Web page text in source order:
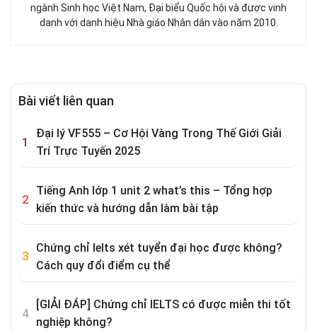
ngành Sinh học Việt Nam, Đại biểu Quốc hội và được vinh
danh với danh hiệu Nhà giáo Nhân dân vào năm 2010.
Bài viết liên quan
Đại lý VF555 – Cơ Hội Vàng Trong Thế Giới Giải
Trí Trực Tuyến 2025
Tiếng Anh lớp 1 unit 2 what’s this – Tổng hợp
kiến thức và hướng dẫn làm bài tập
Chứng chỉ Ielts xét tuyển đại học được không?
Cách quy đổi điểm cụ thể
[GIẢI ĐÁP] Chứng chỉ IELTS có được miễn thi tốt
nghiệp không?